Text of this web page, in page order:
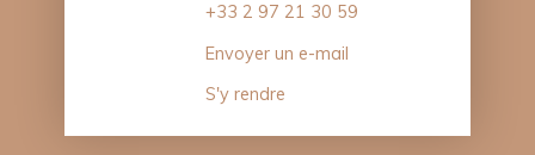
+33 2 97 21 30 59
Envoyer un e-mail
S'y rendre